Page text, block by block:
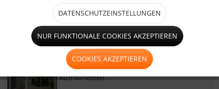
Hohlsaum
kleines Fenster (bis 1,25m²)
Tür mit 2xReißverschluss und
Aufrollriemen
DATENSCHUTZEINSTELLUNGEN
NUR FUNKTIONALE COOKIES AKZEPTIEREN
COOKIES AKZEPTIEREN